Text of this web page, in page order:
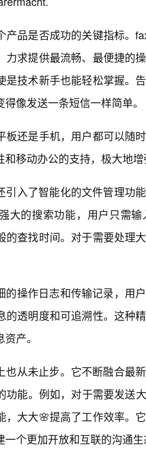
产品是否成功的关键指标。
求提供最流畅、最便捷的
是技术新手也能轻松掌握。
像发送一条短信一样简单。
板还是手机，用户都可以随
移动办公的支持，极大地增
引入了智能化的文件管理功
大的搜索功能，用户只需
的查找时间。对于需要处理
的操作日志和传输记录，用
的透明度和可追溯性。这种
产。
也从未止步。它不断融合最
功能。例如，对于需要发送
，大大🌸提高了工作效率。
个更加开放和互联的沟通生